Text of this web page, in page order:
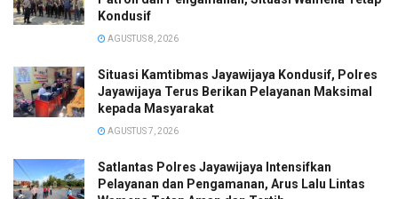
Kondusif
AGUSTUS 8, 2026
Situasi Kamtibmas Jayawijaya Kondusif, Polres
Jayawijaya Terus Berikan Pelayanan Maksimal
kepada Masyarakat
AGUSTUS 7, 2026
Satlantas Polres Jayawijaya Intensifkan
Pelayanan dan Pengamanan, Arus Lalu Lintas